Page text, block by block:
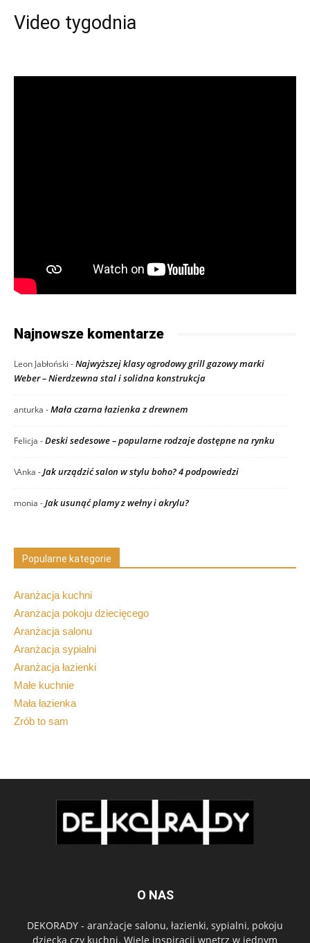
Video tygodnia
Najnowsze komentarze
Leon Jabłoński -Najwyższej klasy ogrodowy grill gazowy marki
Weber – Nierdzewna stal i solidna konstrukcja
anturka -Mała czarna łazienka z drewnem
Felicja -Deski sedesowe – popularne rodzaje dostępne na rynku
\Anka -Jak urządzić salon w stylu boho? 4 podpowiedzi
monia -Jak usunąć plamy z wełny i akrylu?
Popularne kategorie
Aranżacja kuchni
Aranżacja pokoju dziecięcego
Aranżacja salonu
Aranżacja sypialni
Aranżacja łazienki
Małe kuchnie
Mała łazienka
Zrób to sam
O NAS
DEKORADY - aranżacje salonu, łazienki, sypialni, pokoju
dziecka czy kuchni. Wiele inspiracji wnętrz w jednym